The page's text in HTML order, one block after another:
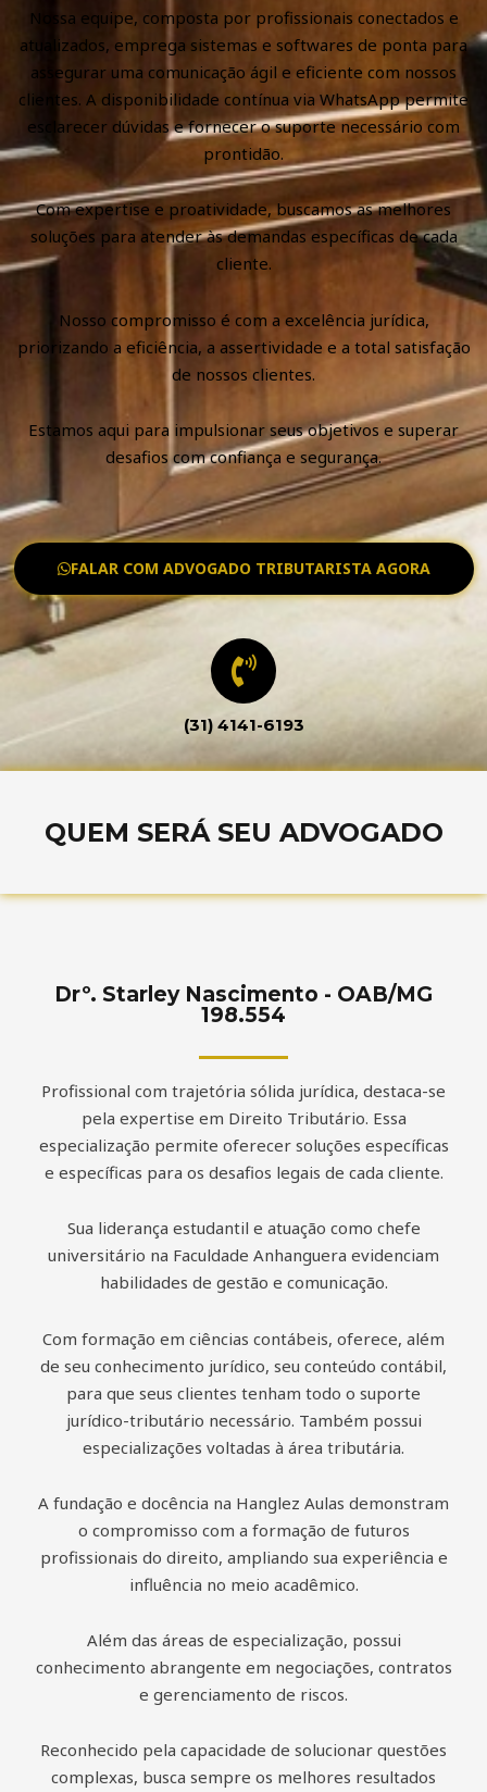
Nossa equipe, composta por profissionais conectados e
atualizados, emprega sistemas e softwares de ponta para
assegurar uma comunicação ágil e eficiente com nossos
clientes. A disponibilidade contínua via WhatsApp permite
esclarecer dúvidas e fornecer o suporte necessário com
prontidão.
Com expertise e proatividade, buscamos as melhores
soluções para atender às demandas específicas de cada
cliente.
Nosso compromisso é com a excelência jurídica,
priorizando a eficiência, a assertividade e a total satisfação
de nossos clientes.
Estamos aqui para impulsionar seus objetivos e superar
desafios com confiança e segurança.
FALAR COM ADVOGADO TRIBUTARISTA AGORA
(31) 4141-6193
QUEM SERÁ SEU ADVOGADO
Drº. Starley Nascimento - OAB/MG
198.554
Profissional com trajetória sólida jurídica, destaca-se
pela expertise em Direito Tributário. Essa
especialização permite oferecer soluções específicas
e específicas para os desafios legais de cada cliente.
Sua liderança estudantil e atuação como chefe
universitário na Faculdade Anhanguera evidenciam
habilidades de gestão e comunicação.
Com formação em ciências contábeis, oferece, além
de seu conhecimento jurídico, seu conteúdo contábil,
para que seus clientes tenham todo o suporte
jurídico-tributário necessário. Também possui
especializações voltadas à área tributária.
A fundação e docência na Hanglez Aulas demonstram
o compromisso com a formação de futuros
profissionais do direito, ampliando sua experiência e
influência no meio acadêmico.
Além das áreas de especialização, possui
conhecimento abrangente em negociações, contratos
e gerenciamento de riscos.
Reconhecido pela capacidade de solucionar questões
complexas, busca sempre os melhores resultados